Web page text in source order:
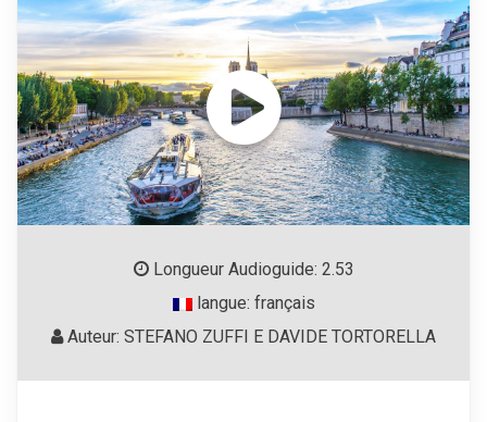
Longueur Audioguide: 2.53
langue: français
Auteur: STEFANO ZUFFI E DAVIDE TORTORELLA